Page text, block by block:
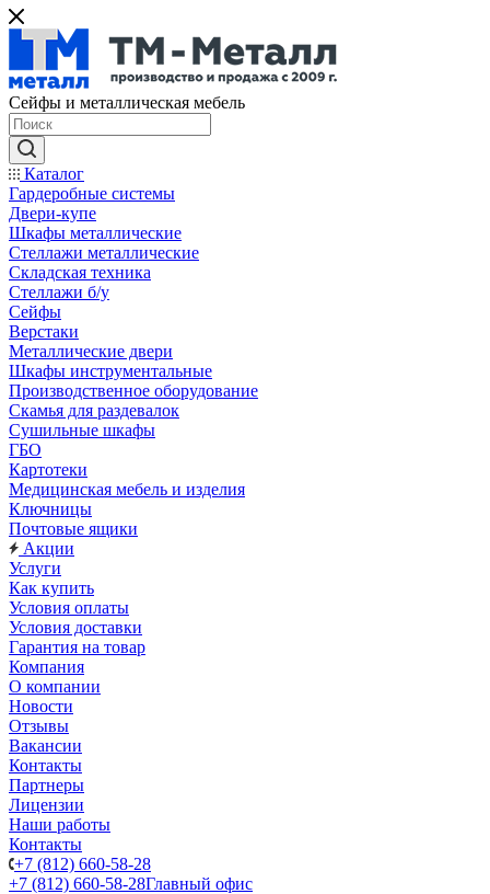
Сейфы и металлическая мебель
Каталог
Гардеробные системы
Двери-купе
Шкафы металлические
Стеллажи металлические
Складская техника
Стеллажи б/у
Сейфы
Верстаки
Металлические двери
Шкафы инструментальные
Производственное оборудование
Скамья для раздевалок
Сушильные шкафы
ГБО
Картотеки
Медицинская мебель и изделия
Ключницы
Почтовые ящики
Акции
Услуги
Как купить
Условия оплаты
Условия доставки
Гарантия на товар
Компания
О компании
Новости
Отзывы
Вакансии
Контакты
Партнеры
Лицензии
Наши работы
Контакты
+7 (812) 660-58-28
+7 (812) 660-58-28Главный офис